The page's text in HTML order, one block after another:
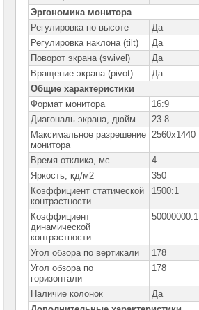
LCD-
панели
Philips
Мониторы
DELL
Мониторы
Gigabyte
Мониторы
Iiyama
Мониторы
Hiper
Мониторы
Huawei
Мониторы
HP
Мониторы
Lenovo
Мониторы
Эргономика монитора
Регулировка по высоте
Да
Регулировка наклона (tilt)
Да
Поворот экрана (swivel)
Да
Вращение экрана (pivot)
Да
Общие характеристики
Формат монитора
16:9
Диагональ экрана, дюйм
23.8
Максимальное разрешение
монитора
2560x1440
Время отклика, мс
4
Яркость, кд/м2
350
Коэффициент статической
контрастности
1500:1
Коэффициент
динамической
контрастности
50000000:1
Угол обзора по вертикали
178
Угол обзора по
горизонтали
178
Наличие колонок
Да